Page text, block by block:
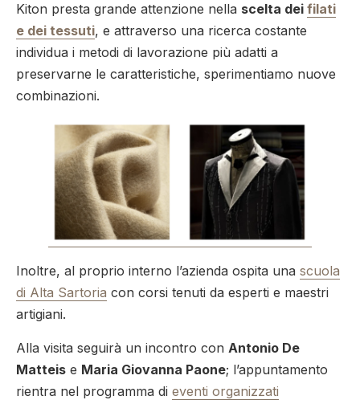
Kiton presta grande attenzione nella scelta dei filati
e dei tessuti, e attraverso una ricerca costante
individua i metodi di lavorazione più adatti a
preservarne le caratteristiche, sperimentiamo nuove
combinazioni.
Inoltre, al proprio interno l’azienda ospita una scuola
di Alta Sartoria con corsi tenuti da esperti e maestri
artigiani.
Alla visita seguirà un incontro con Antonio De
Matteis e Maria Giovanna Paone; l’appuntamento
rientra nel programma di eventi organizzati